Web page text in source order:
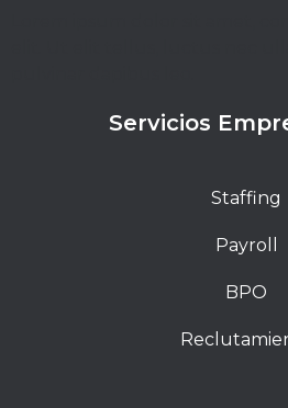
Servicios
Staffing
Payroll
BPO